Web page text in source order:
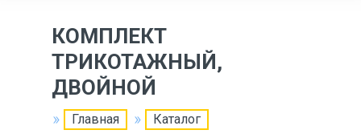
КОМПЛЕКТ
ТРИКОТАЖНЫЙ,
ДВОЙНОЙ
Главная
Каталог